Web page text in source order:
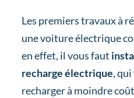
Les premiers travaux à
une voiture électrique
en effet, il vous faut
recharge électrique,
recharger à moindre